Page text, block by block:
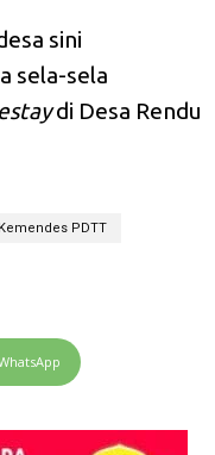
sini
sela-sela
di Desa Rendu
Kemendes PDTT